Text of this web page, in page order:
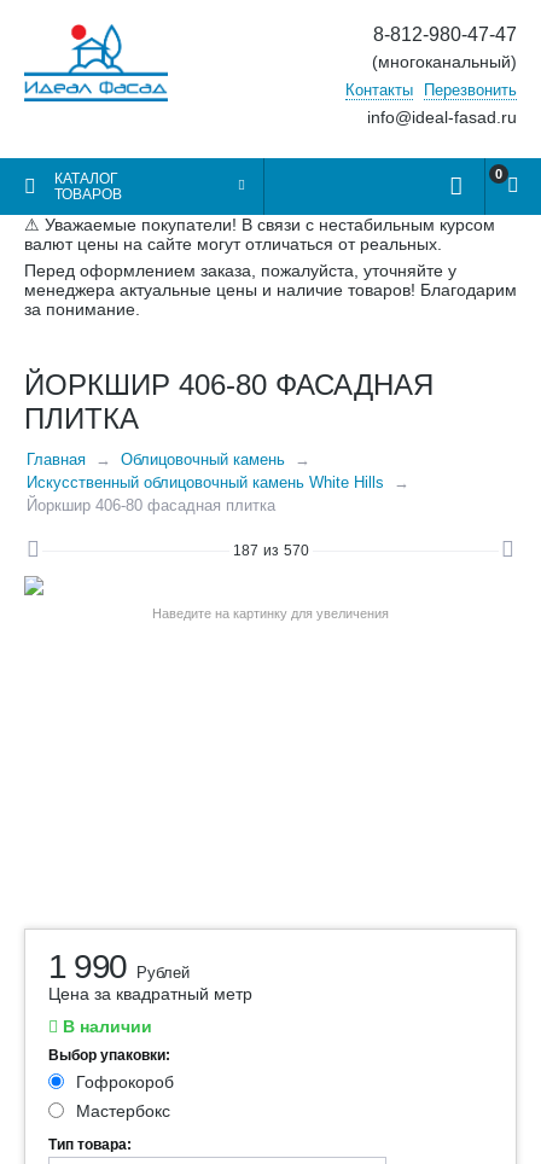
8-812-980-47-47
(многоканальный)
Контакты Перезвонить
info@ideal-fasad.ru
КАТАЛОГ
ТОВАРОВ
0
⚠ Уважаемые покупатели! В связи с нестабильным курсом
валют цены на сайте могут отличаться от реальных.
Перед оформлением заказа, пожалуйста, уточняйте у
менеджера актуальные цены и наличие товаров! Благодарим
за понимание.
ЙОРКШИР 406-80 ФАСАДНАЯ
ПЛИТКА
Главная
Облицовочный камень
Искусственный облицовочный камень White Hills
Йоркшир 406-80 фасадная плитка
187 из 570
Наведите на картинку для увеличения
1 990 Рублей
Цена за квадратный метр
В наличии
Выбор упаковки:
Гофрокороб
Мастербокс
Тип товара: